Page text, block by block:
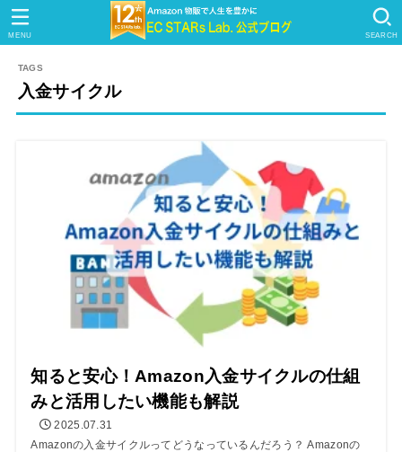
SEARCH
MENU
入金サイクル
知ると安心！Amazon入金サイクルの仕組
みと活用したい機能も解説
2025.07.31
Amazonの入金サイクルってどうなっているんだろう？ Amazonの